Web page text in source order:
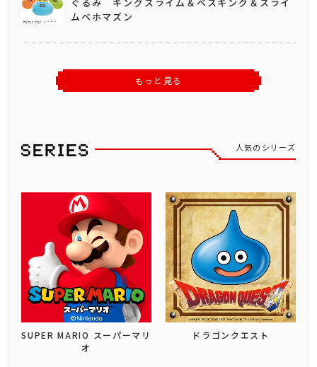
ムベホマズン
もっと見る
人気のシリーズ
SUPER MARIO スーパーマリ
オ
ドラゴンクエスト